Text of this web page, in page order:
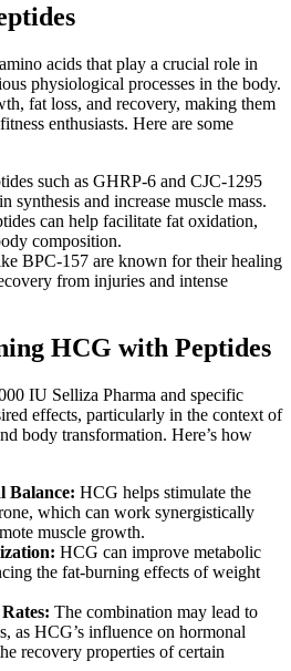
acids that play a crucial role in
physiological processes in the body.
fat loss, and recovery, making them
enthusiasts. Here are some
such as GHRP-6 and CJC-1295
synthesis and increase muscle mass.
can help facilitate fat oxidation,
composition.
BPC-157 are known for their healing
from injuries and intense
HCG with Peptides
IU Selliza Pharma and specific
effects, particularly in the context of
body transformation. Here’s how
Balance: HCG helps stimulate the
which can work synergistically
muscle growth.
HCG can improve metabolic
the fat-burning effects of weight
The combination may lead to
as HCG’s influence on hormonal
recovery properties of certain